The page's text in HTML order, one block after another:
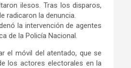
ilesos. Tras los disparos,
radicaron la denuncia.
la intervención de agentes
de la Policía Nacional.
el móvil del atentado, que se
los actores electorales en la